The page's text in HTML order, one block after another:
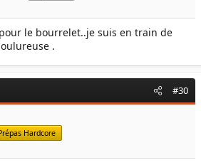
le bourrelet..je suis en train de
.
#30
Hardcore